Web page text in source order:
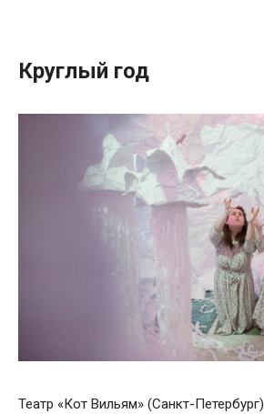
Круглый год
Театр «Кот Вильям» (Санкт-Петербург)